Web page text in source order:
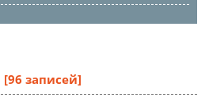
[96 записей]